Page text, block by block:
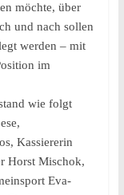
möchte, über
und nach sollen
werden – mit
im
wie folgt
Kassiererin
Horst Mischok,
Eva-